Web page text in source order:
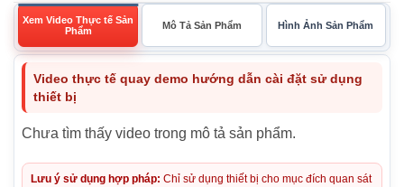
Xem Video Thực tế Sản
Phẩm
Mô Tả Sản Phẩm Hình Ảnh Sản Phẩm
Video thực tế quay demo hướng dẫn cài đặt sử dụng
thiết bị
Chưa tìm thấy video trong mô tả sản phẩm.
Lưu ý sử dụng hợp pháp: Chỉ sử dụng thiết bị cho mục đích quan sát